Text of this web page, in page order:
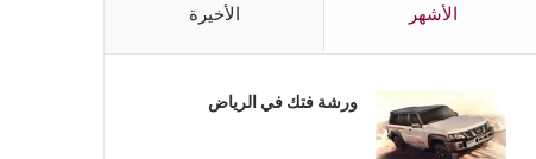
الأشهر الأخيرة
ورشة فتك في الرياض